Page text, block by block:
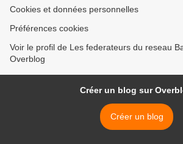
Cookies et données personnelles
Préférences cookies
Voir le profil de Les federateurs du reseau
Overblog
Créer un blog sur
Créer un blog